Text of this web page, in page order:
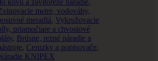
metre, vodováhy,
meradlá, Vykružovacie
priamočiare a chvostové
, Brúsne, rezné náradie a
, Ceruzky a popisovače,
KNIPEX